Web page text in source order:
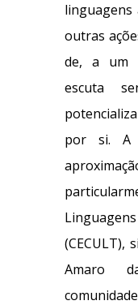
linguagens
outras
de, a um
escuta
por si. A
(CECULT),
Amaro